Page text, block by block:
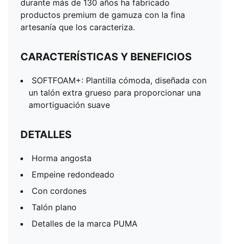
durante más de 130 años ha fabricado
productos premium de gamuza con la fina
artesanía que los caracteriza.
CARACTERÍSTICAS Y BENEFICIOS
SOFTFOAM+: Plantilla cómoda, diseñada con
un talón extra grueso para proporcionar una
amortiguación suave
DETALLES
Horma angosta
Empeine redondeado
Con cordones
Talón plano
Detalles de la marca PUMA